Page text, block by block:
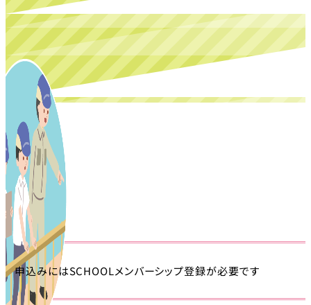
申込みにはSCHOOLメンバーシップ登録が必要です